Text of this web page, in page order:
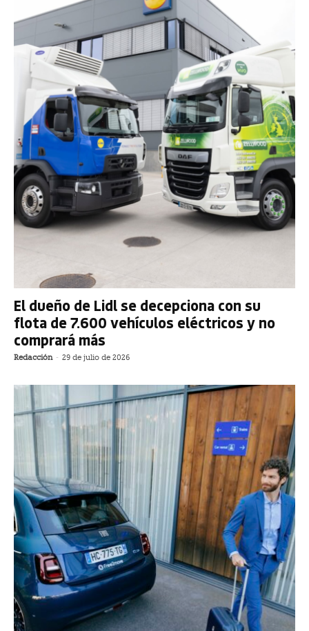
El dueño de Lidl se decepciona con su
flota de 7.600 vehículos eléctricos y no
comprará más
Redacción - 29 de julio de 2026